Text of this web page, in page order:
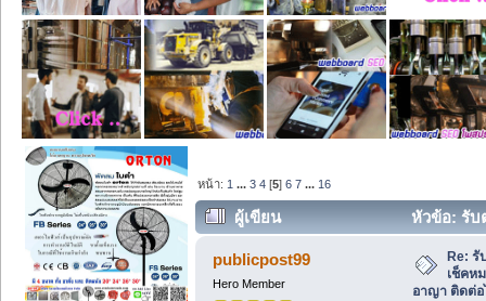
หน้า: 1 ...3 4 [5]6 7 ... 16
ผู้เขียน
หัวข้อ: รับ
คดีอาญา ติดต่อไลน์ @bds.service (อ่า
publicpost99
Hero Member
Re: รั
เช็คห
อาญา ติดต่อ